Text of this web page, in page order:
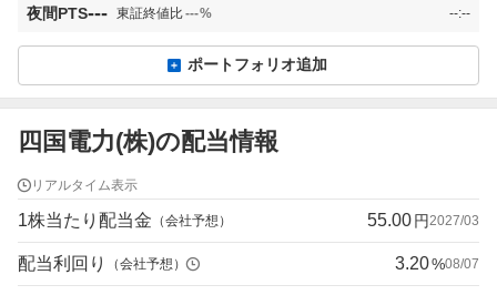
夜間PTS--- 東証終値比---% --:--
ポートフォリオ追加
四国電力(株)の配当情報
リアルタイム表示
1株当たり配当金 （会社予想） 55.00円 2027/03
配当利回り （会社予想） 3.20%08/07